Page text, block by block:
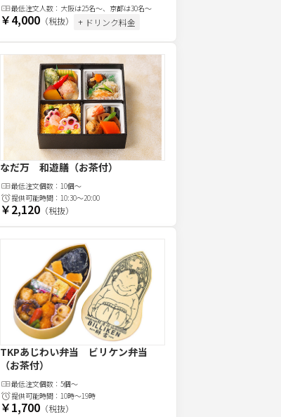
最低注文人数： 大阪は25名～、京都は30名～
￥4,000（税抜） + ドリンク料金
なだ万 和遊膳（お茶付）
最低注文個数： 10個～
提供可能時間： 10:30～20:00
￥2,120（税抜）
TKPあじわい弁当 ビリケン弁当
（お茶付）
最低注文個数： 5個～
提供可能時間： 10時～19時
￥1,700（税抜）